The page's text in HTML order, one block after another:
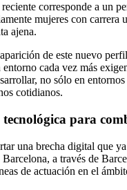
corresponde a un
mujeres con carrera
ajena.
de este nuevo
entorno cada vez más
no sólo en
cotidianos.
para
una brecha digital que
​​a través de
de actuación en el